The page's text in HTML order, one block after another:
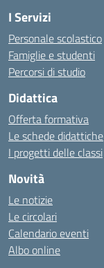
I Servizi
Personale scolastico
Famiglie e studenti
Percorsi di studio
Didattica
Offerta formativa
Le schede didattiche
I progetti delle classi
Novità
Le notizie
Le circolari
Calendario eventi
Albo online